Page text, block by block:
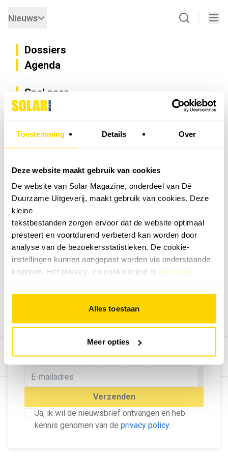
Toestemming Details Over
Deze website maakt gebruik van cookies
De website van Solar Magazine, onderdeel van Dé
Duurzame Uitgeverij, maakt gebruik van cookies. Deze
kleine
tekstbestanden zorgen ervoor dat de website optimaal
presteert en voortdurend verbeterd kan worden door
analyse van de bezoekersstatistieken. De cookie-
instellingen kunnen aangepast worden via onderstaande
knoppen. Het privacy- en cookiebeleid is hier na te
Alles toestaan
Meer opties
MELD U AAN VOOR ONZE
NIEUWSBRIEF
Blijf op de hoogte van het laatste nieuws!
Verzenden
Ja, ik wil de nieuwsbrief ontvangen en heb
kennis genomen van de privacy policy.
Nieuws
Dossiers
Agenda
Snel naar
Privacy
Nieuwsbrief
Vacatures
Installateurzoeker
Cookievoorkeuren wijzigen
English
Geef ons feedback
Vertel ons wat je van onze website vindt.
Tip de redactie
Bekijk hier de mogelijkheden.
© Dé Duurzame Uitgeverij